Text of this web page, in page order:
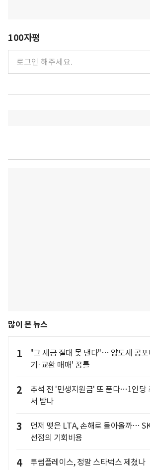
100자평
많이 본 뉴스
1
"그 세금 절대 못 낸다"… 양도세 공
기·교환 매매' 꿈틀
2
추석 전 '민생지원금' 또 푼다…1인당
서 받나
3
먼저 맺은 LTA, 손해로 돌아올까…
선점의 기회비용
4 투썸플레이스, 정말 스타벅스 제쳤나